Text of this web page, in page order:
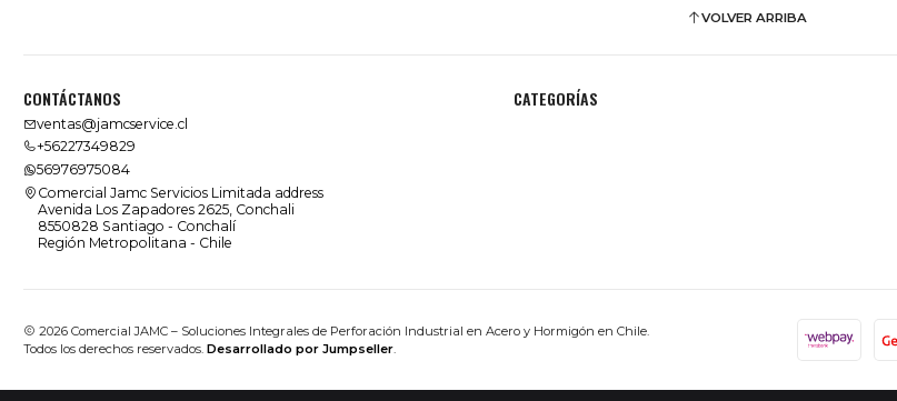
VOLVER ARRIBA
CONTÁCTANOS
ventas@jamcservice.cl
+56227349829
56976975084
Comercial Jamc Servicios Limitada address
Avenida Los Zapadores 2625, Conchali
8550828 Santiago - Conchalí
Región Metropolitana - Chile
CATEGORÍAS
2026 Comercial JAMC – Soluciones Integrales de Perforación Industrial en Acero y Hormigón en Chile.
Todos los derechos reservados. Desarrollado por Jumpseller.